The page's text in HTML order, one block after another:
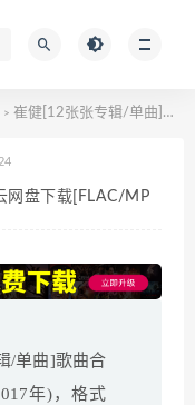
> 崔健[12张张专辑/单曲]歌曲合集百度云网盘下载[FLAC/MP3/5.53GB]
网盘下载[FLAC/MP
/单曲]歌曲合
年)，格式